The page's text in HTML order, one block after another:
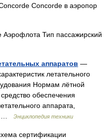
Concorde в аэропор
Тип пассажирский
аппаратов —
летательного
Нормам лётной
обеспечения
аппарата,
…
Энциклопедия техники
сертификации